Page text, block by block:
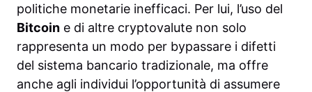
politiche monetarie inefficaci. Per lui, l’uso del
Bitcoin e di altre cryptovalute non solo
rappresenta un modo per bypassare i difetti
del sistema bancario tradizionale, ma offre
anche agli individui l’opportunità di assumere